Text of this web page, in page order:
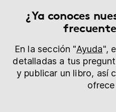
myBoD
¿Ya conoces
En la sección "Ayuda",
detalladas a tus
y publicar un libro, así
ofrece